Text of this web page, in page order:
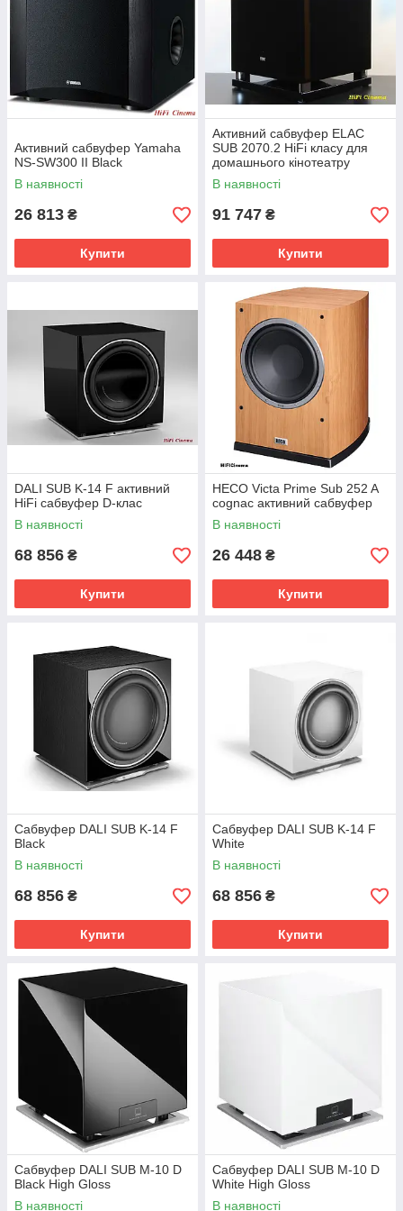
Активний сабвуфер Yamaha
NS-SW300 II Black
В наявності
26 813 ₴
Купити
Активний сабвуфер ELAC
SUB 2070.2 HiFi класу для
домашнього кінотеатру
В наявності
91 747 ₴
Купити
DALI SUB K-14 F активний
HiFi сабвуфер D-клас
В наявності
68 856 ₴
Купити
HECO Victa Prime Sub 252 A
cognac активний сабвуфер
В наявності
26 448 ₴
Купити
Сабвуфер DALI SUB K-14 F
Black
В наявності
68 856 ₴
Купити
Сабвуфер DALI SUB K-14 F
White
В наявності
68 856 ₴
Купити
Сабвуфер DALI SUB M-10 D
Black High Gloss
В наявності
Сабвуфер DALI SUB M-10 D
White High Gloss
В наявності